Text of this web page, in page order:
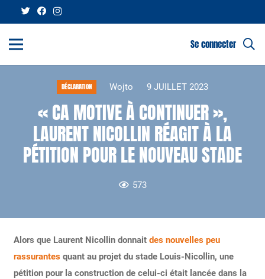
Se connecter
DÉCLARATION Wojto 9 JUILLET 2023
« CA MOTIVE À CONTINUER »,
LAURENT NICOLLIN RÉAGIT À LA
PÉTITION POUR LE NOUVEAU STADE
573
Alors que Laurent Nicollin donnait des nouvelles peu
rassurantesquant au projet du stade Louis-Nicollin, une
pétition pour la construction de celui-ci était lancée dans la